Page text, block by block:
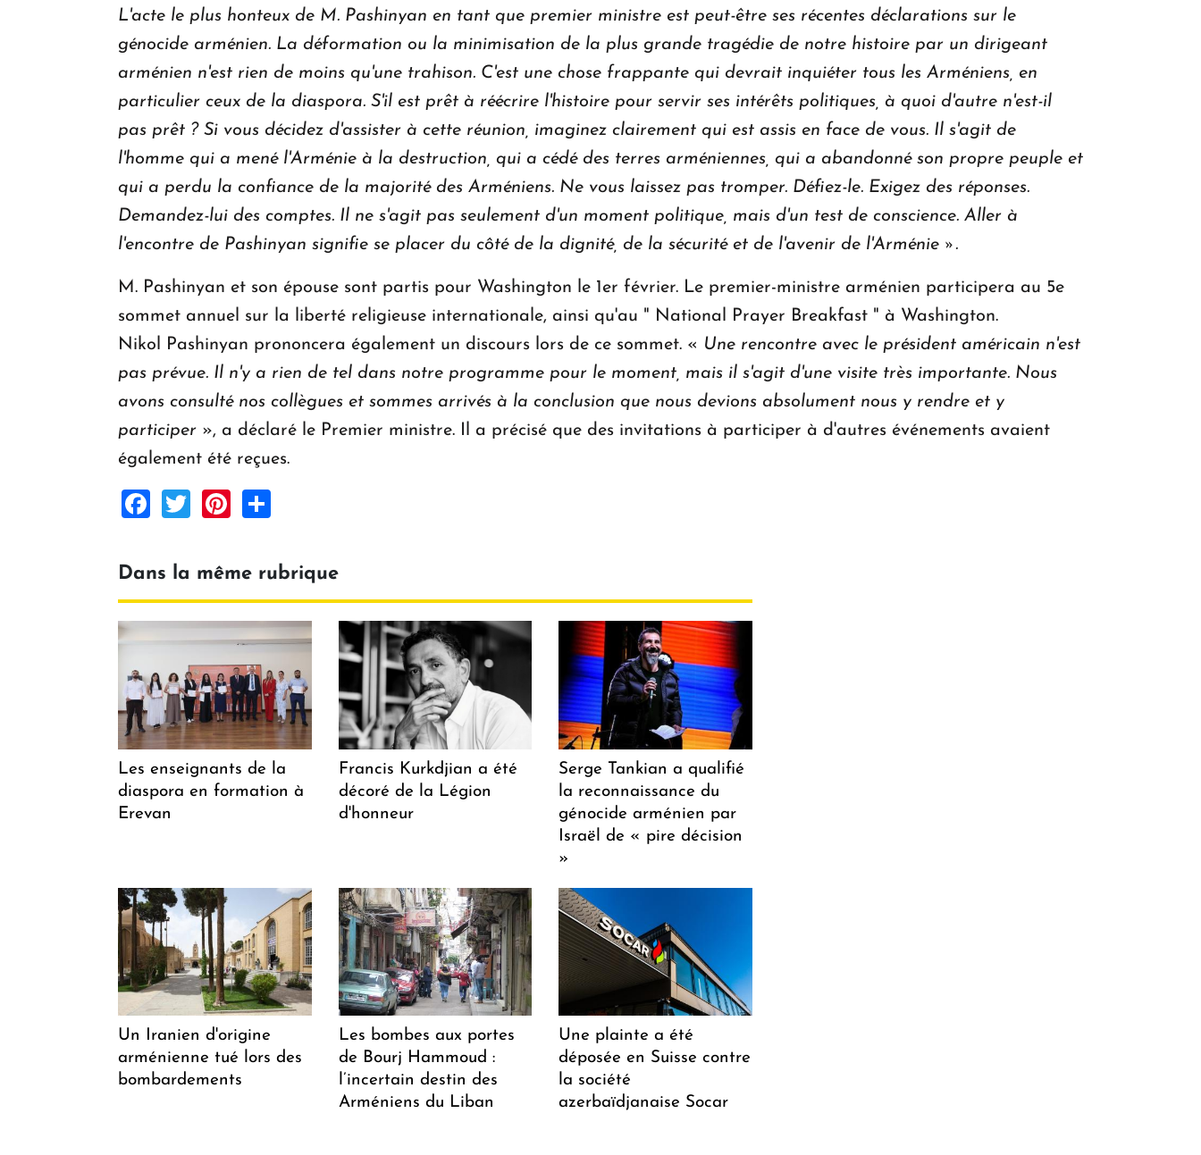
L'acte le plus honteux de M. Pashinyan en tant que premier ministre est peut-être ses récentes déclarations sur le
génocide arménien. La déformation ou la minimisation de la plus grande tragédie de notre histoire par un dirigeant
arménien n'est rien de moins qu'une trahison. C'est une chose frappante qui devrait inquiéter tous les Arméniens, en
particulier ceux de la diaspora. S'il est prêt à réécrire l'histoire pour servir ses intérêts politiques, à quoi d'autre n'est-il
pas prêt ? Si vous décidez d'assister à cette réunion, imaginez clairement qui est assis en face de vous. Il s'agit de
l'homme qui a mené l'Arménie à la destruction, qui a cédé des terres arméniennes, qui a abandonné son propre peuple et
qui a perdu la confiance de la majorité des Arméniens. Ne vous laissez pas tromper. Défiez-le. Exigez des réponses.
Demandez-lui des comptes. Il ne s'agit pas seulement d'un moment politique, mais d'un test de conscience. Aller à
l'encontre de Pashinyan signifie se placer du côté de la dignité, de la sécurité et de l'avenir de l'Arménie ».
M. Pashinyan et son épouse sont partis pour Washington le 1er février. Le premier-ministre arménien participera au 5e
sommet annuel sur la liberté religieuse internationale, ainsi qu'au " National Prayer Breakfast " à Washington.
Nikol Pashinyan prononcera également un discours lors de ce sommet. « Une rencontre avec le président américain n'est
pas prévue. Il n'y a rien de tel dans notre programme pour le moment, mais il s'agit d'une visite très importante. Nous
avons consulté nos collègues et sommes arrivés à la conclusion que nous devions absolument nous y rendre et y
participer », a déclaré le Premier ministre. Il a précisé que des invitations à participer à d'autres événements avaient
également été reçues.
Facebook
TwitterPinterest
Dans la même rubrique
Les enseignants de la
diaspora en formation à
Erevan
Francis Kurkdjian a été
décoré de la Légion
d'honneur
Serge Tankian a qualifié
la reconnaissance du
génocide arménien par
Israël de « pire décision
»
Un Iranien d'origine
arménienne tué lors des
bombardements
Les bombes aux portes
de Bourj Hammoud :
l’incertain destin des
Arméniens du Liban
Une plainte a été
déposée en Suisse contre
la société
azerbaïdjanaise Socar